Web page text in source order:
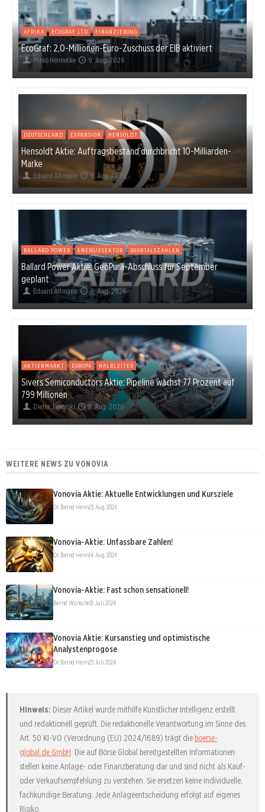
AFRIKA ECOGRAF LTD FINANZIERUNG
EcoGraf: 2,0-Millionen-Euro-Zuschuss der EIB aktiviert
Mirko Hennecke 9. Aug. 2026
DEUTSCHLAND EXPANSION HENSOLDT
Hensoldt Aktie: Auftragsbestand durchbricht 10-Milliarden-
Marke
Eduard Altmann 9. Aug. 2026
BALLARD POWER ENERGIESEKTOR QUARTALSZAHLEN
Ballard Power Aktie: GeoPura-Abschluss für September
geplant
Eduard Altmann 9. Aug. 2026
AKTIENMARKT EUROPA HALBLEITER
Sivers Semiconductors Aktie: Pipeline wächst 77 Prozent auf
799 Millionen
Dieter Jaworski 9. Aug. 2026
WEITERE NEWS ZU VONOVIA
Vonovia Aktie: Aktuelle Entwicklungen und Kursziele
Dr. Bernd Heim23. Aug. 2024
Vonovia-Aktie: Unfassbare Zahlen!
Dr. Bernd Heim14. Aug. 2024
Vonovia-Aktie: Fast schon sensationell!
Bernd Wünsche31. Juli 2024
Vonovia Aktie: Kursanstieg und optimistische
Analystenprogose
Dr. Bernd Heim23. Juli 2024
Hinweis: Dieser Artikel wurde mithilfe Künstlicher Intelligenz erstellt
und redaktionell geprüft. Die redaktionelle Verantwortung im Sinne des
Art. 50 KI-VO (Verordnung (EU) 2024/1689) trägt die boerse-
global.de GmbH . Die auf Börse Global bereitgestellten Informationen
stellen keine Anlage- oder Finanzberatung dar und sind nicht als Kauf-
oder Verkaufsempfehlung zu verstehen. Sie ersetzen keine individuelle,
fachkundige Beratung. Jede Anlageentscheidung erfolgt auf eigenes
Risiko.